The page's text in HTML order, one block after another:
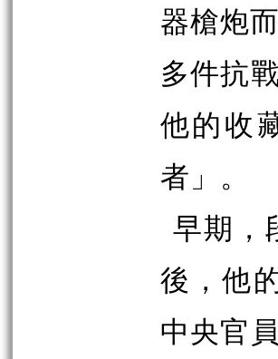
器槍炮
多件抗
他的收
者」。
早期，
後，他
中央官